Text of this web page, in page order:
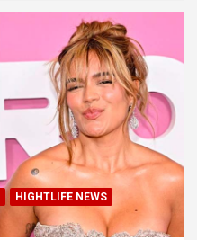
HIGHTLIFE NEWS